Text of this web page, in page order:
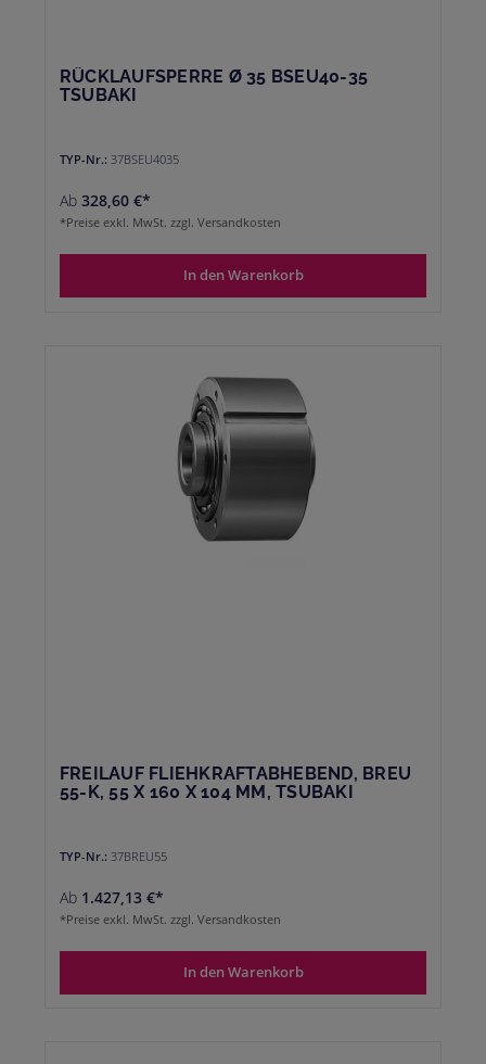
RÜCKLAUFSPERRE Ø 35 BSEU40-35
TSUBAKI
TYP-Nr.: 37BSEU4035
Ab 328,60 €*
*Preise exkl. MwSt. zzgl. Versandkosten
In den Warenkorb
FREILAUF FLIEHKRAFTABHEBEND, BREU
55-K, 55 X 160 X 104 MM, TSUBAKI
TYP-Nr.: 37BREU55
Ab 1.427,13 €*
*Preise exkl. MwSt. zzgl. Versandkosten
In den Warenkorb